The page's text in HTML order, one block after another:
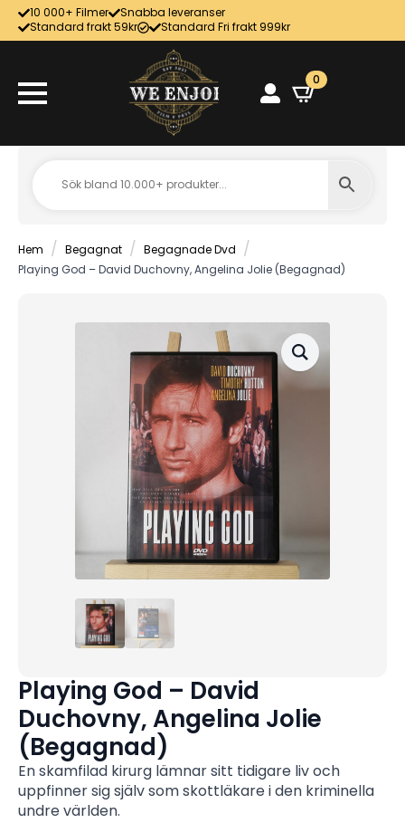
10 000+ Filmer
Snabba leveranser
Standard frakt 59kr
Standard Fri frakt 999kr
0
Hem Begagnat
Begagnade Dvd
Playing God – David Duchovny, Angelina Jolie (Begagnad)
Playing God – David
Duchovny, Angelina Jolie
(Begagnad)
En skamfilad kirurg lämnar sitt tidigare liv och
uppfinner sig själv som skottläkare i den kriminella
undre världen.